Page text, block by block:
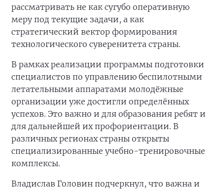
рассматривать не как сугубо оперативную
меру под текущие задачи, а как
стратегический вектор формирования
технологического суверенитета страны.
В рамках реализации программы подготовки
специалистов по управлению беспилотными
летательными аппаратами молодёжные
организации уже достигли определённых
успехов. Это важно и для образования ребят и
для дальнейшей их профориентации. В
различных регионах страны открыты
специализированные учебно-тренировочные
комплексы.
Владислав Головин подчеркнул, что важна и